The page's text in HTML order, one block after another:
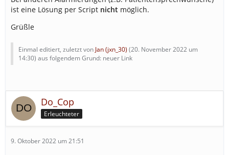
ist eine Lösung per Script nicht möglich.
Grüßle
Einmal editiert, zuletzt von Jan (jxn_30) (20. November 2022 um
14:30) aus folgendem Grund: neuer Link
Do_Cop
Erleuchteter
9. Oktober 2022 um 21:51